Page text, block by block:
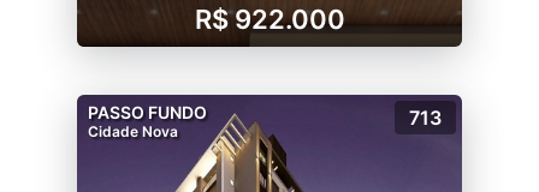
R$ 922.000
PASSO FUNDO
Cidade Nova
713